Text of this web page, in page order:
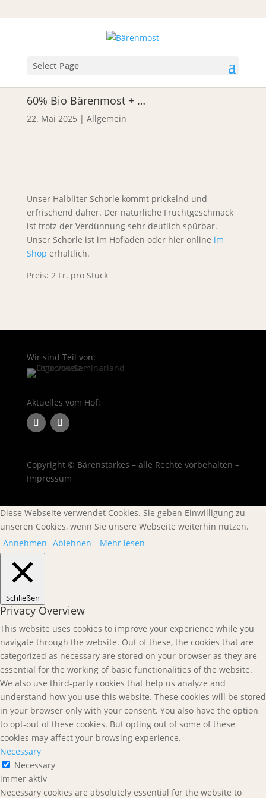
Select Page
60% Bio Bärenmost + …
22. Mai 2025 | Allgemein
Unser Halbliter Schorle kommt prickelnd und
erfrischend daher. Der natürliche Fruchtgeschmack
ist trotz der Verdünnung sehr deutlich spürbar.
Unser Schorle ist im Hofladen oder hier online im
Shop erhältlich.
Preis: 2 Fr. pro Stück
Wir sind Teil von:
Aktuelles vom Hof:
Copyright © Bärenstarkes – alle Rechte vorbehalten –
Impressum
Diese Webseite verwendet Cookies. Sie geben Einwilligung zu
unseren Cookies, wenn Sie unsere Webseite weiterhin nutzen.
Annehmen Ablehnen Mehr lesen
Schließen
Privacy Overview
This website uses cookies to improve your experience while you
navigate through the website. Out of these, the cookies that are
categorized as necessary are stored on your browser as they are
essential for the working of basic functionalities of the website.
We also use third-party cookies that help us analyze and
understand how you use this website. These cookies will be stored
in your browser only with your consent. You also have the option
to opt-out of these cookies. But opting out of some of these
cookies may affect your browsing experience.
Necessary
Necessary
immer aktiv
Necessary cookies are absolutely essential for the website to